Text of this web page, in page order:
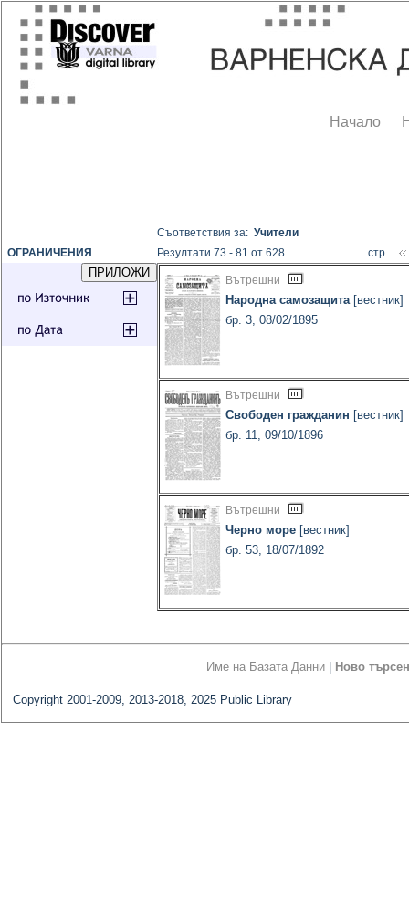
Начало
ОГРАНИЧЕНИЯ
Съответствия за:Учители
Резултати 73 - 81 от 628
стр.
Вътрешни
Народна самозащита[вестник]
бр. 3, 08/02/1895
Вътрешни
Свободен гражданин [вестник]
бр. 11, 09/10/1896
Вътрешни
Черно море [вестник]
бр. 53, 18/07/1892
Име на Базата Данни Ново
Copyright 2001-2009, 2013-2018, 2025 Public Library